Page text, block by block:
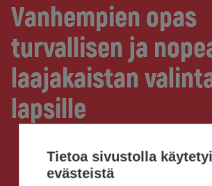
Vanhempien opas
turvallisen ja
laajakaistan
lapsille
Tietoa sivustolla
evästeistä